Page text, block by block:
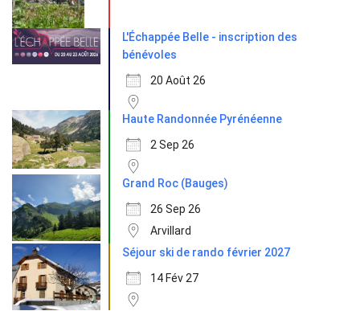
L'Échappée Belle - inscription des
bénévoles
20 Août 26
Haute Randonnée Pyrénéenne
2 Sep 26
Grand Roc (Bauges)
26 Sep 26
Arvillard
Séjour ski de rando février 2027
14 Fév 27